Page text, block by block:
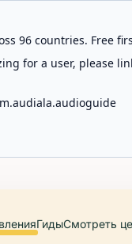
96 countries. Free
for a user, please
ГидыСмотреть